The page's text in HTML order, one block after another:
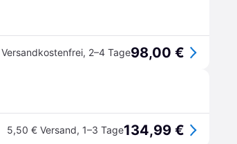
Versandkostenfrei, 2–4 Tage98,00 €
5,50 € Versand, 1–3 Tage134,99 €